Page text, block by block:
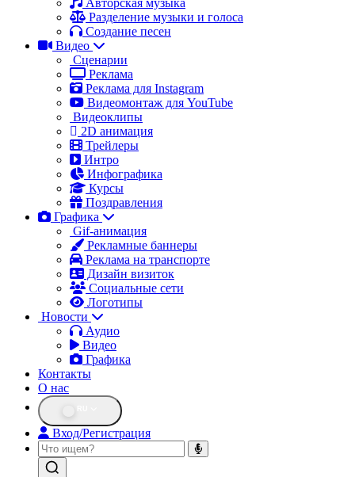
Авторская музыка
Разделение музыки и голоса
Создание песен
Видео
Сценарии
Реклама
Реклама для Instagram
Видеомонтаж для YouTube
Видеоклипы
2D анимация
Трейлеры
Интро
Инфографика
Курсы
Поздравления
Графика
Gif-анимация
Рекламные баннеры
Реклама на транспорте
Дизайн визиток
Социальные сети
Логотипы
Новости
Аудио
Видео
Графика
Контакты
О нас
Вход/Регистрация